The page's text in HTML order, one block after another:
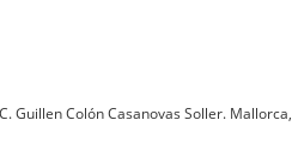
Guillen Colón Casanovas Soller. Mallorca,